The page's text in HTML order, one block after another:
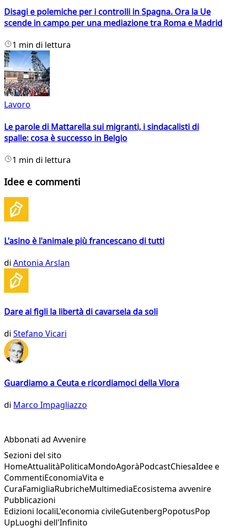
Disagi e polemiche per i controlli in Spagna. Ora la Ue
scende in campo per una mediazione tra Roma e Madrid
1 min di lettura
Lavoro
Le parole di Mattarella sui migranti, i sindacalisti di
spalle: cosa è successo in Belgio
1 min di lettura
Idee e commenti
L'asino è l'animale più francescano di tutti
di Antonia Arslan
Dare ai figli la libertà di cavarsela da soli
di Stefano Vicari
Guardiamo a Ceuta e ricordiamoci della Vlora
di Marco Impagliazzo
Abbonati ad Avvenire
Sezioni del sito
HomeAttualitàPoliticaMondoAgoràPodcastChiesaIdee e
CommentiEconomiaVita e
CuraFamigliaRubricheMultimediaEcosistema avvenire
Pubblicazioni
Edizioni localiL'economia civileGutenbergPopotusPop
UpLuoghi dell'Infinito